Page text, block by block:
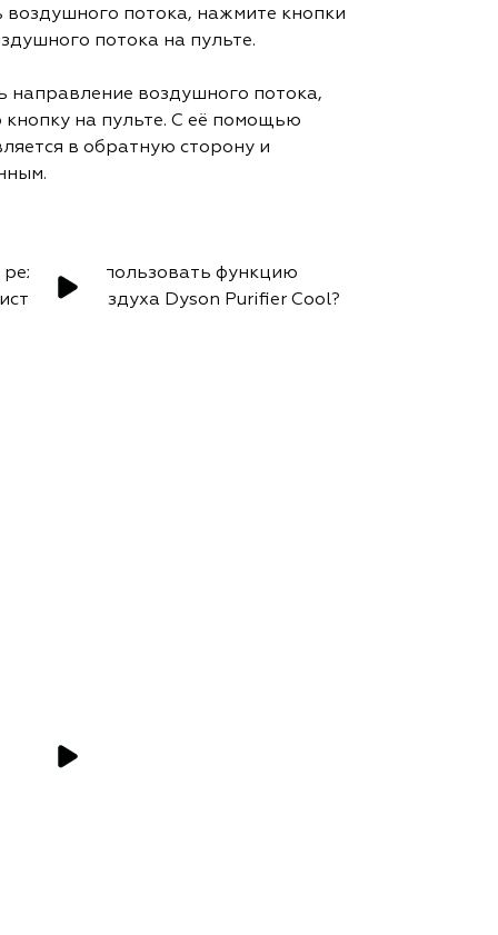
воздушного потока, нажмите кнопки
потока на пульте.
направление воздушного потока,
на пульте. С её помощью
в обратную сторону и